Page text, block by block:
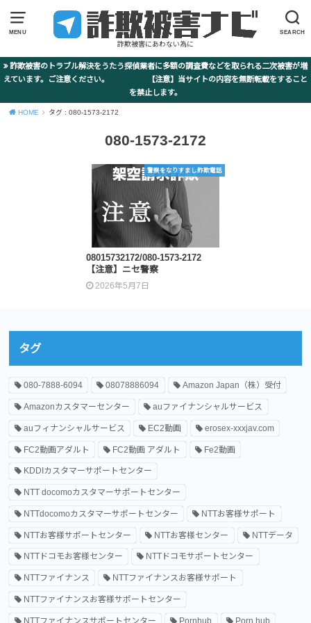
MENU SEARCH
詐欺被害にあわない為に
詐欺被害のトラブル解決をうたう探偵業者に多額の調査費などを取られる二次被害が増
えています。ご注意ください。 【注意】当サイトの内容を無断転載をすること
を禁止します。
HOME タグ : 080-1573-2172
080-1573-2172
警察をなりすまし詐欺電話
08015732172/080-1573-2172
【注意】ニセ警察
2026年5月7日
タグ
080-7888-6094 08078886094 Amazon Japan（株）受付
Amazonカスタマーセンター auファイナンシャルサービス
auフィナンシャルサービス EC2動画 erosex-xxxjav.com
FC2動画アダルト FC2動画 アダルト Fe2動画
KDDIカスタマーサポートセンター
NTT docomoカスタマーサポートセンター
NTTdocomoカスタマーサポートセンター NTTお客様サポート
NTTお客様サポートセンター NTTお客様センター NTTデータ
NTTドコモお客様センター NTTドコモサポートセンター
NTTファイナンス NTTファイナンスお客様サポート
NTTファイナンスお客様サポートセンター
NTTファイナンスサポートセンター Pornhub Porn hub